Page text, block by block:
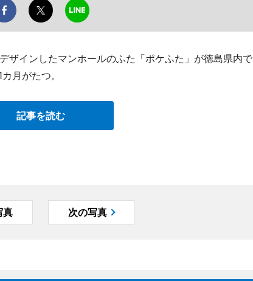
ザインしたマンホールのふた「ポケふた」が徳島県内で
月がたつ。
記事を読む
真 次の写真